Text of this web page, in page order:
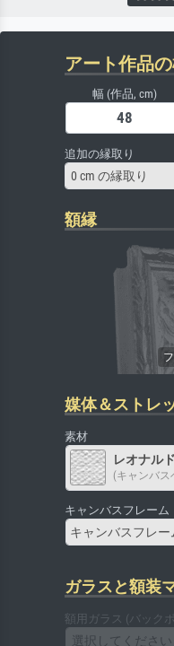
アート作品
幅 (作品, cm)
追加の縁取り
0 cm の縁取り
額縁
媒体＆ストレ
素材
レオナル
(キャンバス
キャンバスフレーム
キャンバスフレー
ガラスと額装
額用ガラス (バック
選択してください